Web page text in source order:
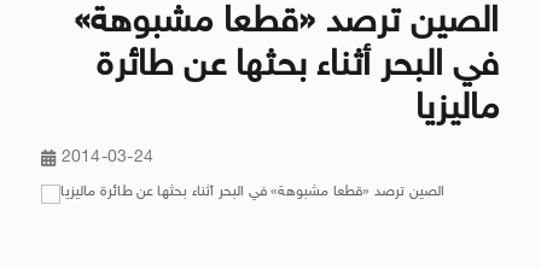
الصين ترصد «قطعا مشبوهة»
في البحر أثناء بحثها عن طائرة
ماليزيا
2014-03-24